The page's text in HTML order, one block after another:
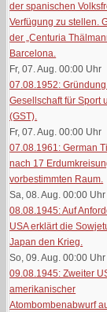
der spanischen
Verfügung zu stellen.
der „Centuria
Barcelona.
Fr, 07. Aug. 00:00 Uhr
07.08.1952:
Gesellschaft für Sport
(GST).
Fr, 07. Aug. 00:00 Uhr
07.08.1961: German
nach 17
vorbestimmten Raum.
Sa, 08. Aug. 00:00 Uhr
08.08.1945: Auf
USA erklärt die
Japan den Krieg.
So, 09. Aug. 00:00 Uhr
09.08.1945: Zweiter
amerikanischer
Atombombenabwurf